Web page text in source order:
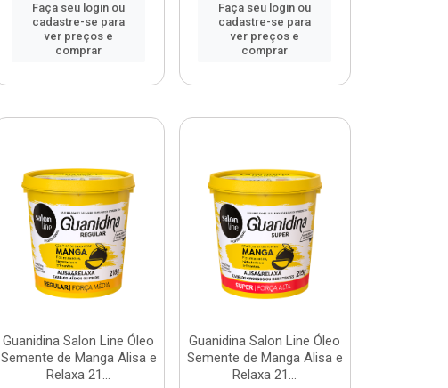
Faça seu login ou
cadastre-se para
ver preços e
comprar
Faça seu login ou
cadastre-se para
ver preços e
comprar
Guanidina Salon Line Óleo
Semente de Manga Alisa e
Relaxa 21...
Guanidina Salon Line Óleo
Semente de Manga Alisa e
Relaxa 21...